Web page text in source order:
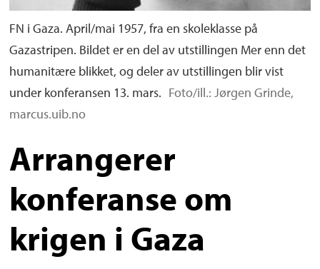
FN i Gaza. April/mai 1957, fra en skoleklasse på
Gazastripen. Bildet er en del av utstillingen Mer enn det
humanitære blikket, og deler av utstillingen blir vist
under konferansen 13. mars. Foto/ill.: Jørgen Grinde,
marcus.uib.no
Arrangerer
konferanse om
krigen i Gaza